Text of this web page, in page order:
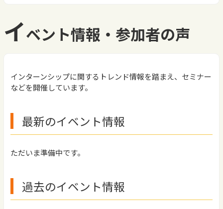
イベント情報・参加者の声
インターンシップに関するトレンド情報を踏まえ、セミナー
などを開催しています。
最新のイベント情報
ただいま準備中です。
過去のイベント情報